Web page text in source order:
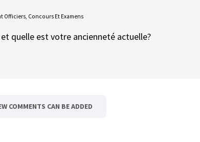
Officiers, Concours Et Examens
quelle est votre ancienneté actuelle?
COMMENTS CAN BE ADDED